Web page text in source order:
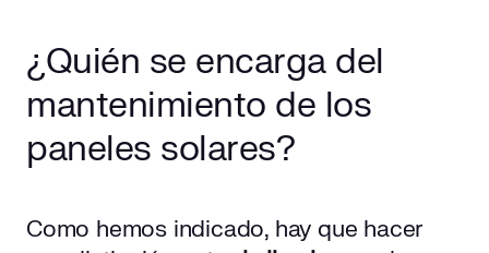
¿Quién se encarga del
mantenimiento de los
paneles solares?
Como hemos indicado, hay que hacer